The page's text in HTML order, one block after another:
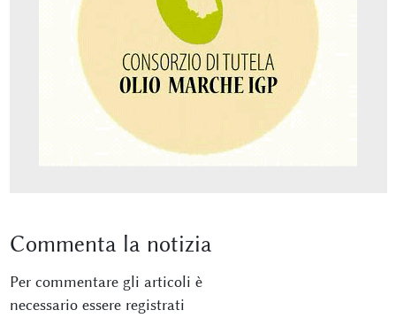
Commenta la notizia
Per commentare gli articoli è
necessario essere registrati